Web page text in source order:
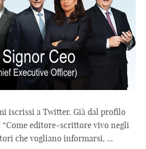
iscrissi a Twitter. Già dal profilo
editore-scrittore vivo negli
che vogliano informarsi, ...